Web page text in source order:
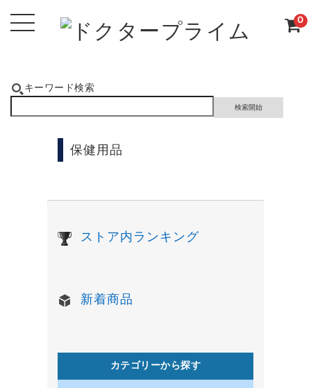
0
キーワード検索
保健用品
ストア内ランキング
新着商品
カテゴリーから探す